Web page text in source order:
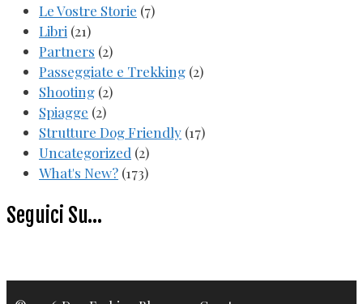
Le Vostre Storie (7)
Libri (21)
Partners (2)
Passeggiate e Trekking (2)
Shooting (2)
Spiagge (2)
Strutture Dog Friendly (17)
Uncategorized (2)
What's New? (173)
Seguici Su…